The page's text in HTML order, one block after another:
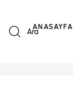
Ara
ANASAYFA